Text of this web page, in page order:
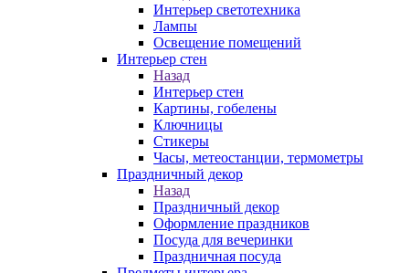
Интерьер светотехника
Лампы
Освещение помещений
Интерьер стен
Назад
Интерьер стен
Картины, гобелены
Ключницы
Стикеры
Часы, метеостанции, термометры
Праздничный декор
Назад
Праздничный декор
Оформление праздников
Посуда для вечеринки
Праздничная посуда